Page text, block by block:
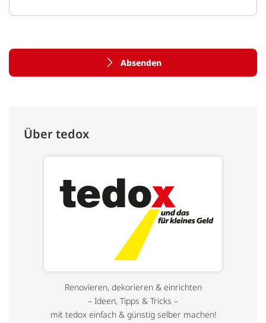
Absenden
Über tedox
Renovieren, dekorieren & einrichten
– Ideen, Tipps & Tricks –
mit tedox einfach & günstig selber machen!